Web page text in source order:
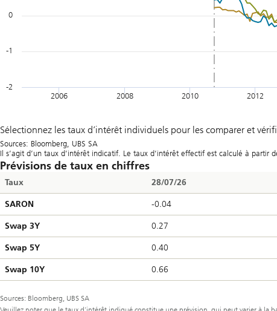
2006 2008 2010 2012
-2
-1
0
Sélectionnez les taux d’intérêt individuels pour les comparer et
Sources: Bloomberg, UBS SA
Il s’agit d’un taux d’intérêt indicatif. Le taux d’intérêt effectif est calculé à
Prévisions de taux en chiffres
Taux 28/07/26
SARON -0.04
Swap 3Y 0.27
Swap 5Y 0.40
Swap 10Y 0.66
Sources: Bloomberg, UBS SA